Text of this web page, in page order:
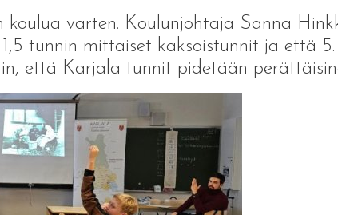
varten. Koulunjohtaja Sanna
tunnin mittaiset kaksoistunnit ja että
että Karjala-tunnit pidetään